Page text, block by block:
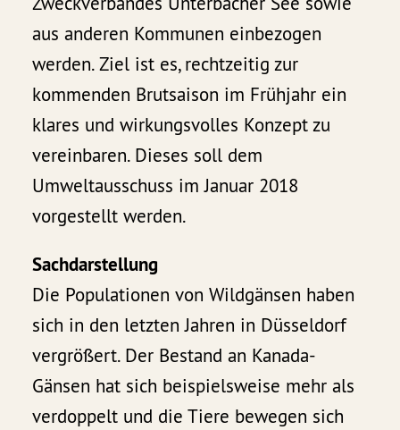
aus anderen Kommunen einbezogen
werden. Ziel ist es, rechtzeitig zur
kommenden Brutsaison im Frühjahr ein
klares und wirkungsvolles Konzept zu
vereinbaren. Dieses soll dem
Umweltausschuss im Januar 2018
vorgestellt werden.
Sachdarstellung
Die Populationen von Wildgänsen haben
sich in den letzten Jahren in Düsseldorf
vergrößert. Der Bestand an Kanada-
Gänsen hat sich beispielsweise mehr als
verdoppelt und die Tiere bewegen sich